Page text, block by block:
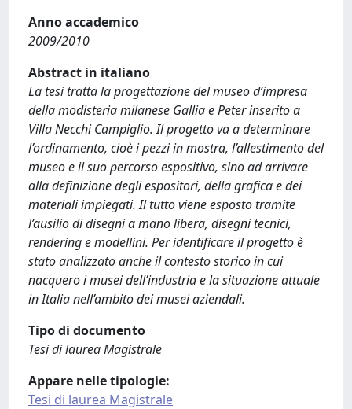
Anno accademico
2009/2010
Abstract in italiano
La tesi tratta la progettazione del museo d’impresa
della modisteria milanese Gallia e Peter inserito a
Villa Necchi Campiglio. Il progetto va a determinare
l’ordinamento, cioè i pezzi in mostra, l’allestimento del
museo e il suo percorso espositivo, sino ad arrivare
alla definizione degli espositori, della grafica e dei
materiali impiegati. Il tutto viene esposto tramite
l’ausilio di disegni a mano libera, disegni tecnici,
rendering e modellini. Per identificare il progetto è
stato analizzato anche il contesto storico in cui
nacquero i musei dell’industria e la situazione attuale
in Italia nell’ambito dei musei aziendali.
Tipo di documento
Tesi di laurea Magistrale
Appare nelle tipologie:
Tesi di laurea Magistrale